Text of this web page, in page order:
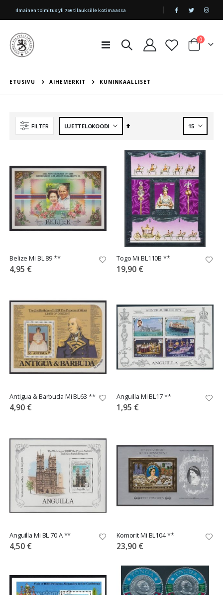
|
Ilmainen toimitus yli 75€ tilauksille kotimaassa
Toggle
Cart
0tuotetta
ETUSIVU AIHEMERKIT KUNINKAALLISET
FILTER
Aseta
Belize Mi BL 89 **
4,95 €
Togo Mi BL110B **
19,90 €
Antigua & Barbuda Mi BL63 **
4,90 €
Anguilla Mi BL17 **
1,95 €
Anguilla Mi BL 70 A **
4,50 €
Komorit Mi BL104 **
23,90 €